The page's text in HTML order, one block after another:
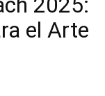
el Arte